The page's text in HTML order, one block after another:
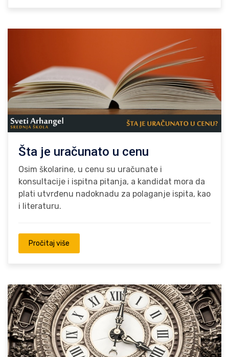
Šta je uračunato u cenu
Osim školarine, u cenu su uračunate i
konsultacije i ispitna pitanja, a kandidat mora da
plati utvrđenu nadoknadu za polaganje ispita, kao
i literaturu.
Pročitaj više